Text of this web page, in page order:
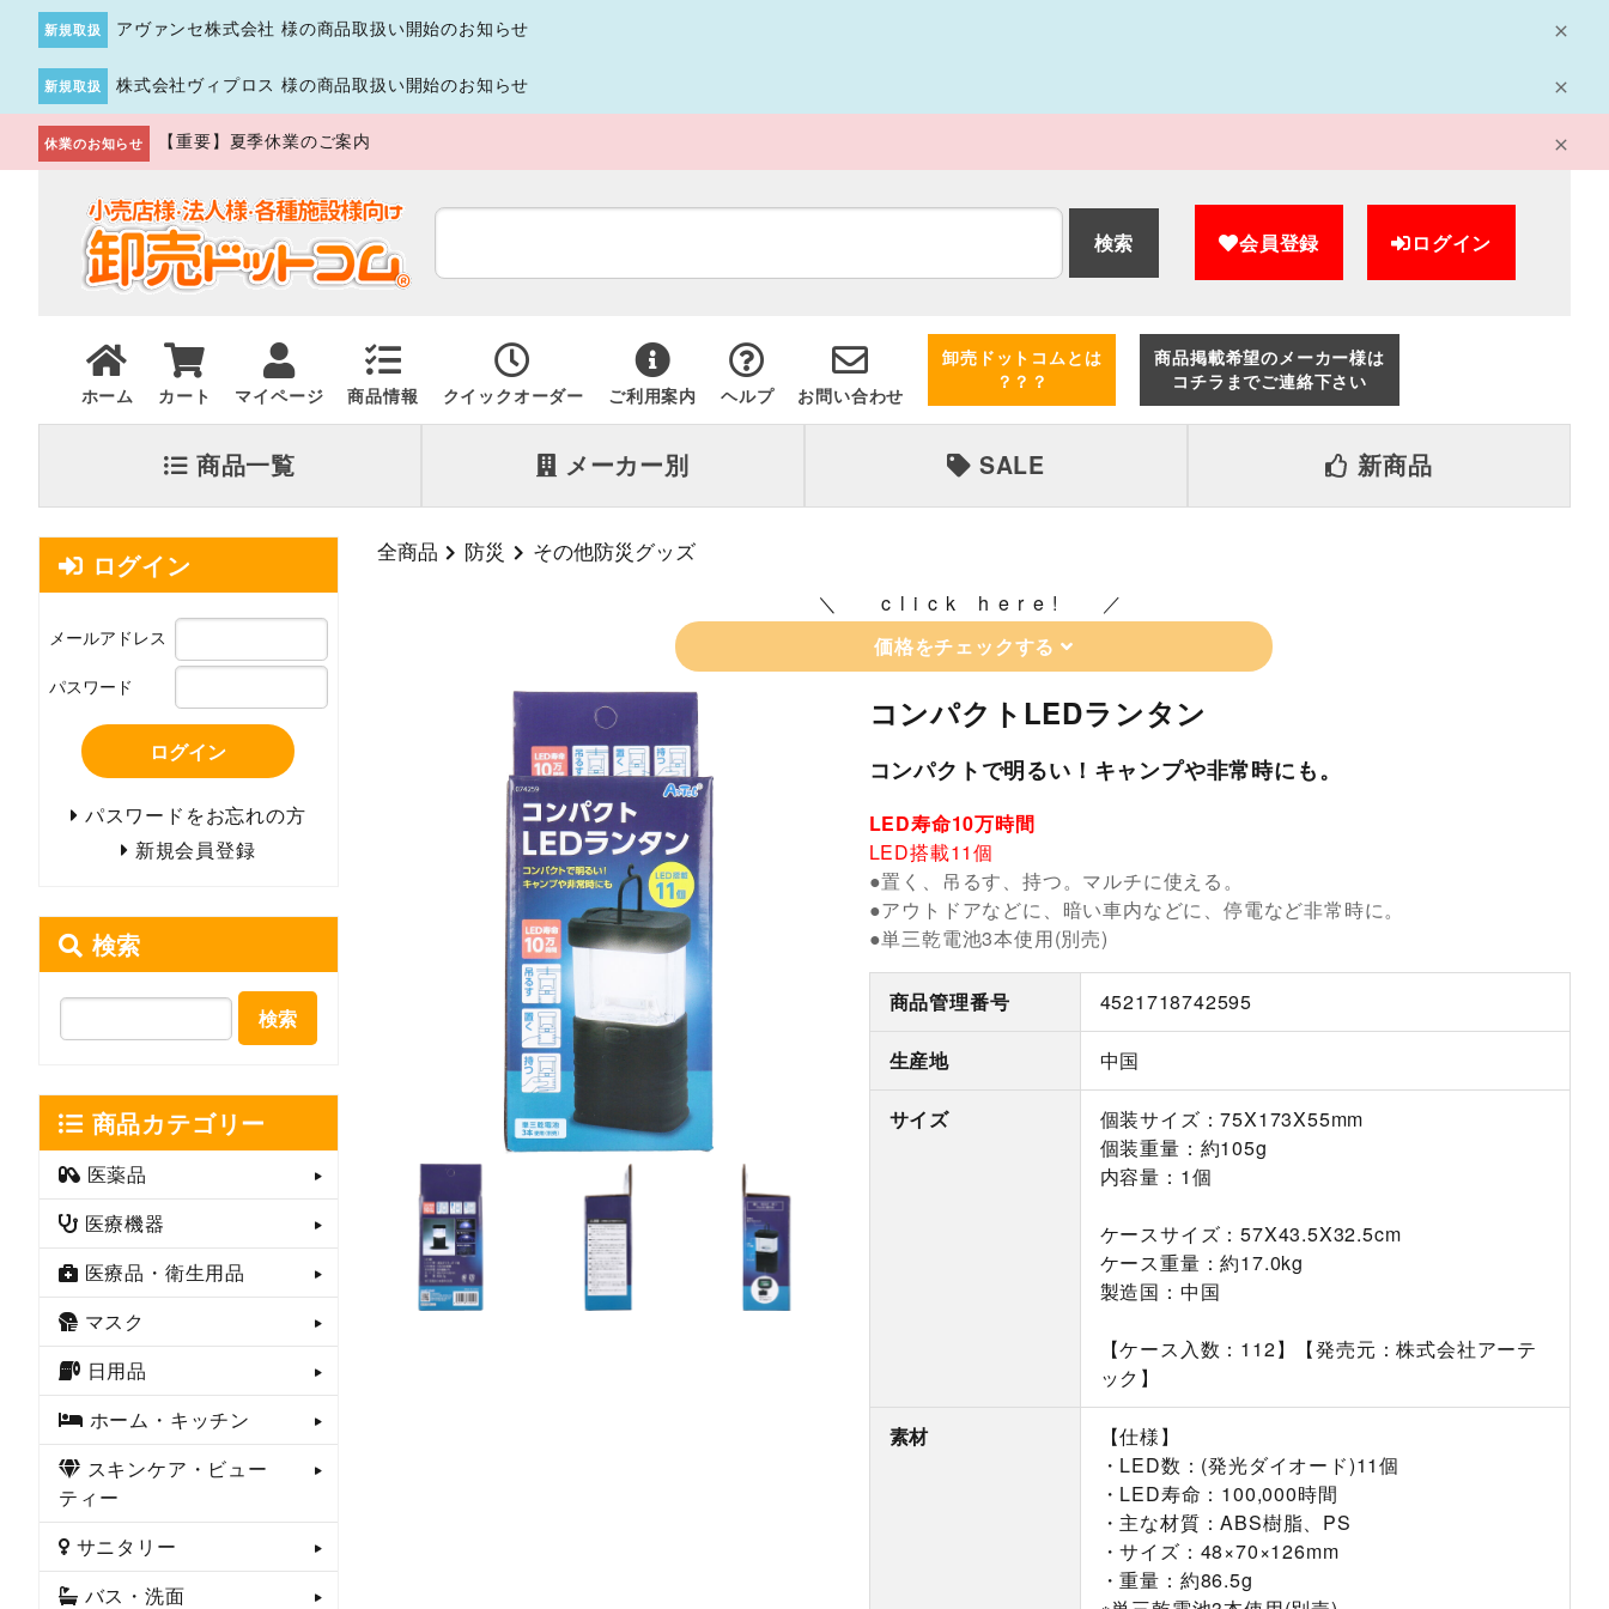
新規取扱 アヴァンセ株式会社 様の商品取扱い開始のお知らせ
新規取扱 株式会社ヴィプロス 様の商品取扱い開始のお知らせ
休業のお知らせ 【重要】夏季休業のご案内
検索 会員登録 ログイン
ホーム カート マイページ 商品情報 クイックオーダー ご利用案内 ヘルプ お問い合わせ
卸売ドットコムとは
？？？
商品掲載希望のメーカー様は
コチラまでご連絡下さい
商品一覧 メーカー別 SALE 新商品
全商品 防災 その他防災グッズ
click here!
価格をチェックする
コンパクトLEDランタン
コンパクトで明るい！キャンプや非常時にも。
LED寿命10万時間
LED搭載11個
●置く、吊るす、持つ。マルチに使える。
●アウトドアなどに、暗い車内などに、停電など非常時に。
●単三乾電池3本使用(別売)
商品管理番号 4521718742595
生産地 中国
サイズ
個装サイズ：75X173X55mm
個装重量：約105g
内容量：1個
ケースサイズ：57X43.5X32.5cm
ケース重量：約17.0kg
製造国：中国
【ケース入数：112】【発売元：株式会社アーテ
ック】
素材
【仕様】
・LED数：(発光ダイオード)11個
・LED寿命：100,000時間
・主な材質：ABS樹脂、PS
・サイズ：48×70×126mm
・重量：約86.5g
ログイン
メールアドレス
パスワード
ログイン
パスワードをお忘れの方
新規会員登録
検索
検索
商品カテゴリー
医薬品
医療機器
医療品・衛生用品
マスク
日用品
ホーム・キッチン
スキンケア・ビュー
ティー
サニタリー
バス・洗面